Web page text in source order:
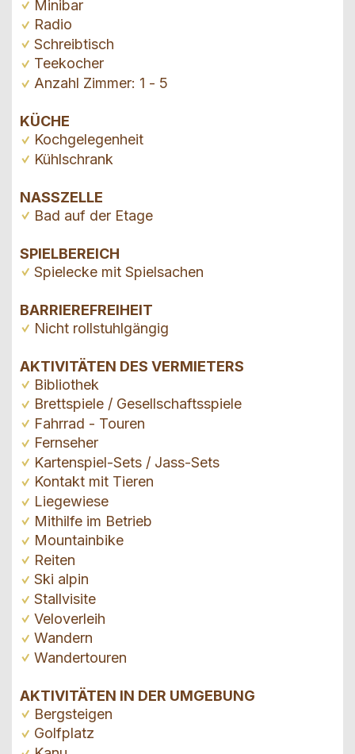
Minibar
Radio
Schreibtisch
Teekocher
Anzahl Zimmer: 1 - 5
KÜCHE
Kochgelegenheit
Kühlschrank
NASSZELLE
Bad auf der Etage
SPIELBEREICH
Spielecke mit Spielsachen
BARRIEREFREIHEIT
Nicht rollstuhlgängig
AKTIVITÄTEN DES VERMIETERS
Bibliothek
Brettspiele / Gesellschaftsspiele
Fahrrad - Touren
Fernseher
Kartenspiel-Sets / Jass-Sets
Kontakt mit Tieren
Liegewiese
Mithilfe im Betrieb
Mountainbike
Reiten
Ski alpin
Stallvisite
Veloverleih
Wandern
Wandertouren
AKTIVITÄTEN IN DER UMGEBUNG
Bergsteigen
Golfplatz